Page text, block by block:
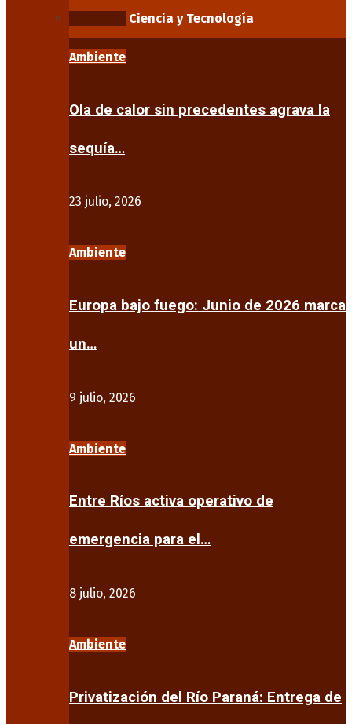
Ciencia y Tecnología
Ambiente
Ola de calor sin precedentes agrava la
sequía…
23 julio, 2026
Ambiente
Europa bajo fuego: Junio de 2026 marca
un…
9 julio, 2026
Ambiente
Entre Ríos activa operativo de
emergencia para el…
8 julio, 2026
Ambiente
Privatización del Río Paraná: Entrega de